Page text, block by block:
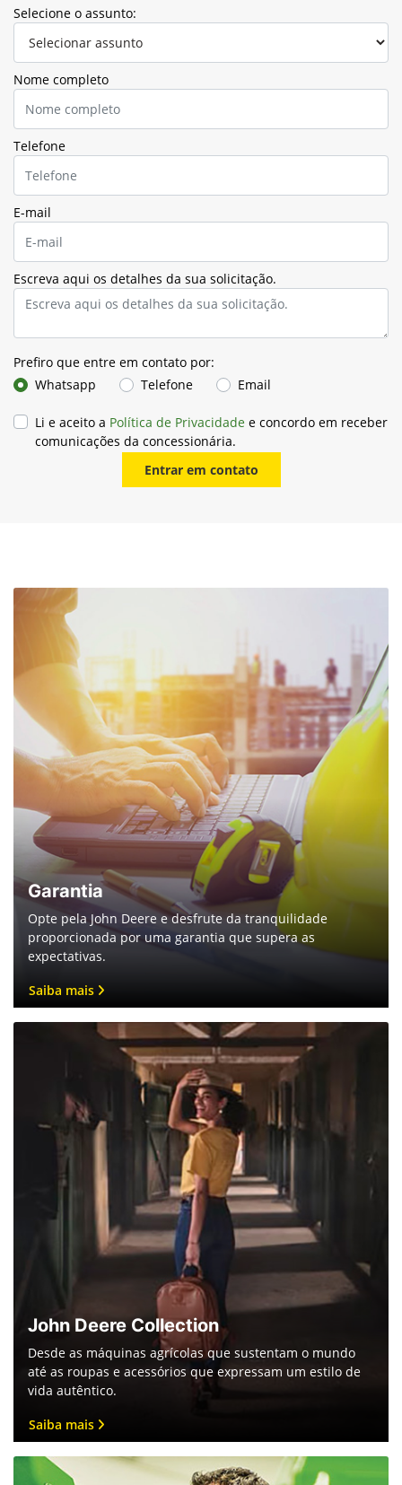
Selecione o assunto:
Nome completo
Telefone
E-mail
Escreva aqui os detalhes da sua solicitação.
Prefiro que entre em contato por:
Whatsapp
Li e aceito a Política de Privacidade
comunicações da concessionária.
Garantia
Opte pela John Deere e desfrute da tranquilidade
proporcionada por uma garantia que supera as
expectativas.
John Deere Collection
Desde as máquinas agrícolas que sustentam o mundo
até as roupas e acessórios que expressam um estilo de